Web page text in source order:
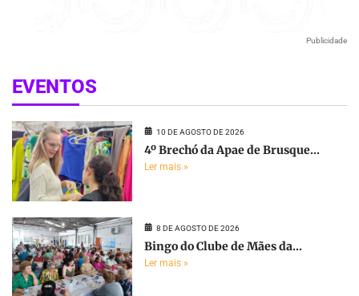
Publicidade
EVENTOS
10 DE AGOSTO DE 2026
4º Brechó da Apae de Brusque...
Ler mais »
8 DE AGOSTO DE 2026
Bingo do Clube de Mães da...
Ler mais »